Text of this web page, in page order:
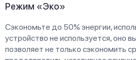
Режим «Эко»
Сэкономьте до 50% энергии,
устройство не используется, оно
позволяет не только сэкономить